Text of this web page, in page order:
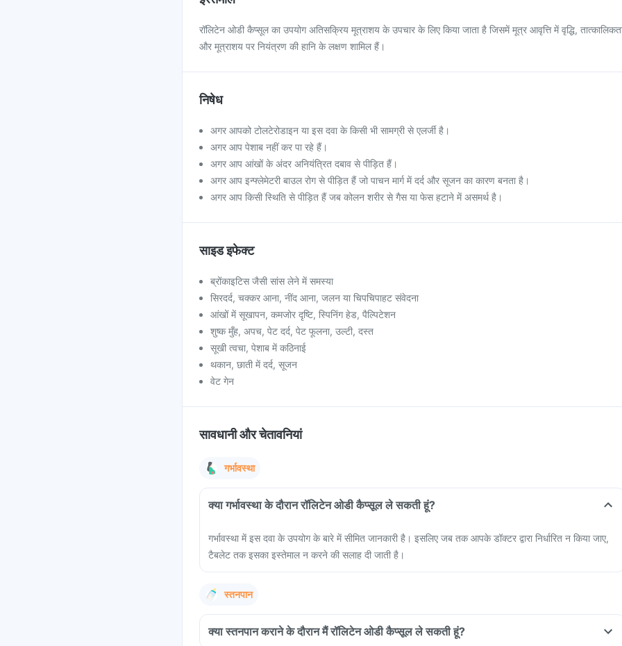
रॉलिटेन ओडी कैप्सूल का उपयोग अतिसक्रिय मूत्राशय के उपचार के लिए किया जाता है जिसमें मूत्र आवृत्ति में वृद्धि,
और मूत्राशय पर नियंत्रण की हानि के लक्षण शामिल हैं।
निषेध
अगर आपको टोलटेरोडाइन या इस दवा के किसी भी सामग्री से एलर्जी है।
अगर आप पेशाब नहीं कर पा रहे हैं।
अगर आप आंखों के अंदर अनियंत्रित दबाव से पीड़ित हैं।
अगर आप इन्फ्लेमेटरी बाउल रोग से पीड़ित हैं जो पाचन मार्ग में दर्द और सूजन का कारण बनता है।
अगर आप किसी स्थिति से पीड़ित हैं जब कोलन शरीर से गैस या फेस हटाने में असमर्थ है।
साइड इफेक्ट
ब्रोंकाइटिस जैसी सांस लेने में समस्या
सिरदर्द, चक्कर आना, नींद आना, जलन या चिपचिपाहट संवेदना
आंखों में सूखापन, कमजोर दृष्टि, स्पिनिंग हेड, पैल्पिटेशन
शुष्क मुँह, अपच, पेट दर्द, पेट फूलना, उल्टी, दस्त
सूखी त्वचा, पेशाब में कठिनाई
थकान, छाती में दर्द, सूजन
वेट गेन
सावधानी और चेतावनियां
गर्भावस्था
क्या गर्भावस्था के दौरान रॉलिटेन ओडी कैप्सूल ले सकती हूं?
गर्भावस्था में इस दवा के उपयोग के बारे में सीमित जानकारी है। इसलिए जब तक आपके डॉक्टर द्वारा निर्धारित न किया जाए,
टैबलेट तक इसका इस्तेमाल न करने की सलाह दी जाती है।
स्तनपान
क्या स्तनपान कराने के दौरान मैं रॉलिटेन ओडी कैप्सूल ले सकती हूं?